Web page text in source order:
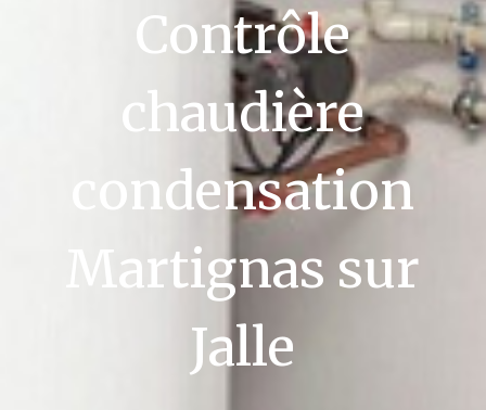
Contrôle
chaudière
condensation
Martignas sur
Jalle